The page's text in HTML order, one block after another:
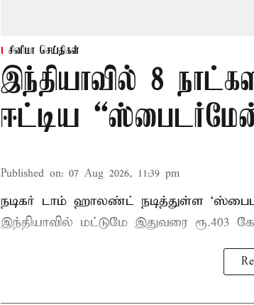
சினிமா செய்திகள்
இந்தியாவில் 8
ஈட்டிய
Published on: 07 Aug 2026, 11:39 pm
நடிகர் டாம் ஹாலண்ட் நடித்துள்ள
இந்தியாவில் மட்டுமே இதுவரை ரூ.403